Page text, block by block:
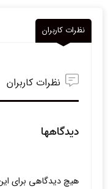
نظرات کاربران
نظرات کاربران
دیدگاهها
هیچ دیدگاهی برای